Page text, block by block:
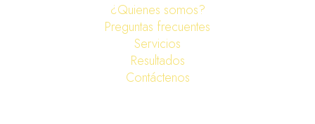
¿Quienes somos?
Preguntas frecuentes
Servicios
Resultados
Contáctenos